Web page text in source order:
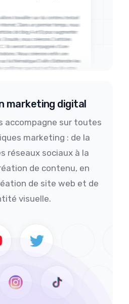
marketing digital
accompagne sur toutes
marketing : de la
réseaux sociaux à la
de contenu, en
de site web et de
visuelle.